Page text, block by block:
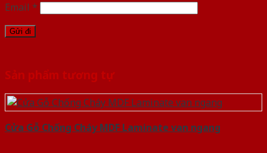
Email *
Sản phẩm tương tự
Cửa Gỗ Chống Cháy MDF Laminate van ngang